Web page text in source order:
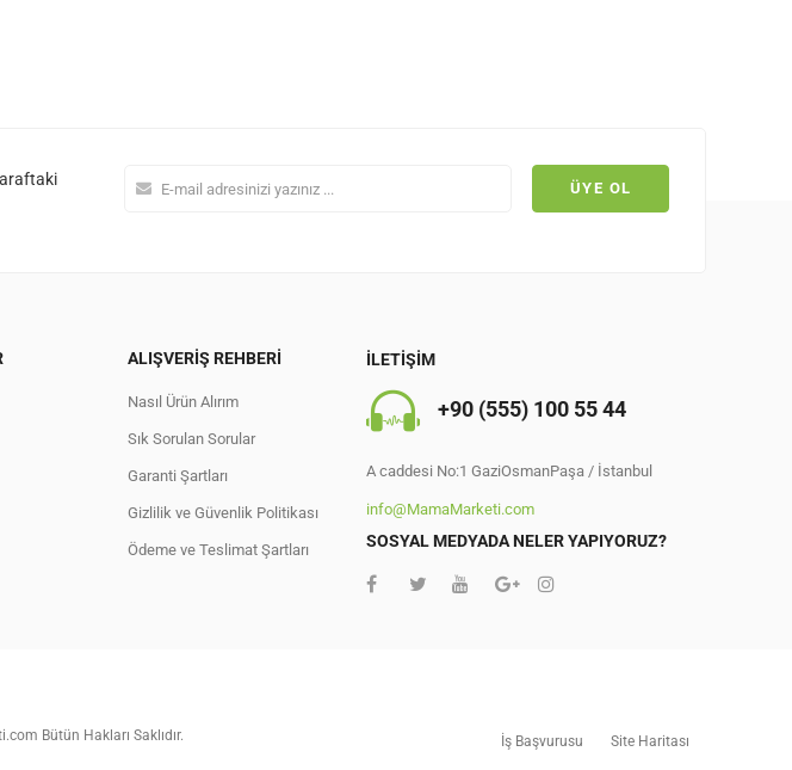
ALIŞVERIŞ REHBERI
Nasıl Ürün Alırım
Sık Sorulan Sorular
Garanti Şartları
Gizlilik ve Güvenlik Politikası
Ödeme ve Teslimat Şartları
İLETIŞIM
+90 (555) 100 55 44
A caddesi No:1 GaziOsmanPaşa / İstanbul
info@MamaMarketi.com
SOSYAL MEDYADA NELER YAPIYORUZ?
Bütün Hakları Saklıdır. İş Başvurusu Site Haritası